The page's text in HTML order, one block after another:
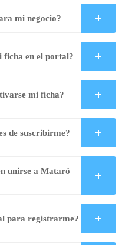
mi negocio?
ficha en el portal?
mi ficha?
de suscribirme?
unirse a Mataró
para registrarme?